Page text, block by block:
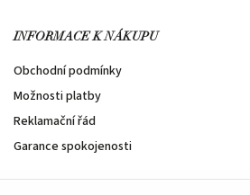
INFORMACE K NÁKUPU
Obchodní podmínky
Možnosti platby
Reklamační řád
Garance spokojenosti